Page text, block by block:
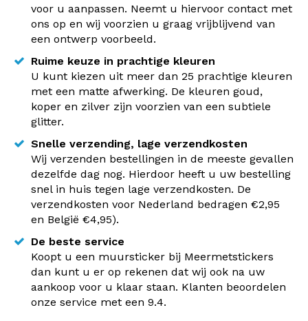
voor u aanpassen. Neemt u hiervoor contact met
ons op en wij voorzien u graag vrijblijvend van
een ontwerp voorbeeld.
Ruime keuze in prachtige kleuren
U kunt kiezen uit meer dan 25 prachtige kleuren
met een matte afwerking. De kleuren goud,
koper en zilver zijn voorzien van een subtiele
glitter.
Snelle verzending, lage verzendkosten
Wij verzenden bestellingen in de meeste gevallen
dezelfde dag nog. Hierdoor heeft u uw bestelling
snel in huis tegen lage verzendkosten. De
verzendkosten voor Nederland bedragen €2,95
en België €4,95).
De beste service
Koopt u een muursticker bij Meermetstickers
dan kunt u er op rekenen dat wij ook na uw
aankoop voor u klaar staan. Klanten beoordelen
onze service met een 9.4.